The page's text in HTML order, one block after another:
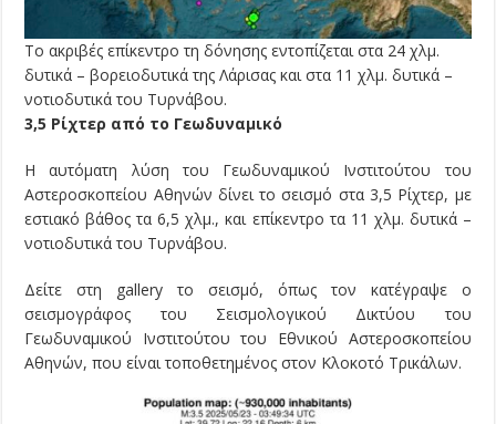
Το ακριβές επίκεντρο τη δόνησης εντοπίζεται στα 24 χλμ.
δυτικά – βορειοδυτικά της Λάρισας και στα 11 χλμ. δυτικά –
νοτιοδυτικά του Τυρνάβου.
3,5 Ρίχτερ από το Γεωδυναμικό
H αυτόματη λύση του Γεωδυναμικού Ινστιτούτου του
Αστεροσκοπείου Αθηνών δίνει το σεισμό στα 3,5 Ρίχτερ, με
εστιακό βάθος τα 6,5 χλμ., και επίκεντρο τα 11 χλμ. δυτικά –
νοτιοδυτικά του Τυρνάβου.
Δείτε στη gallery το σεισμό, όπως τον κατέγραψε ο
σεισμογράφος του Σεισμολογικού Δικτύου του
Γεωδυναμικού Ινστιτούτου του Εθνικού Αστεροσκοπείου
Αθηνών, που είναι τοποθετημένος στον Κλοκοτό Τρικάλων.